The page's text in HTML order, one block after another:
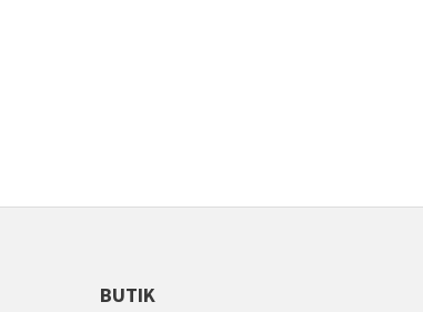
BUTIK